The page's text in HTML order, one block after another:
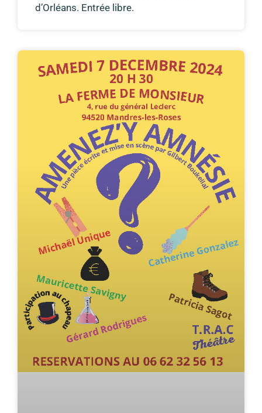
d’Orléans. Entrée libre.